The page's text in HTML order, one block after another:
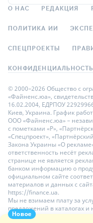
Новое
О НАС РЕДАКЦИЯ
ПОЛИТИКА ИИ
СПЕЦПРОЕКТЫ
КОНФИДЕНЦИАЛЬНОСТЬ
© 2000–2026 Общество с
«Файненс.юа»,
16.02.2004, ЕДРПОУ
Киев, Украина. График
ООО «Файненс.юа» –
с пометками «Р»,
«Спецпроект»,
Закона Украины «О
ответственность несёт
странице не является
банком информацию о
официальном сайте
материалов и данных с
https://finance.ua.
Мы не взимаем плату за
предложений в каталогах и
размещения депозитов и